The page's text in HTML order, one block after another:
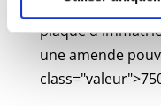
Si vous circulez
plaque
une amende